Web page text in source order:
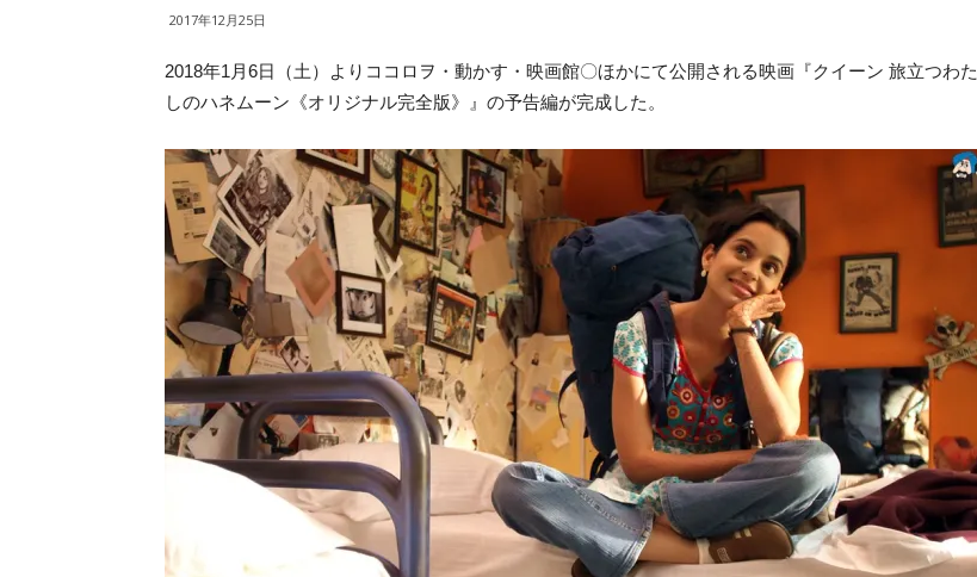
2017年12月25日
2018年1月6日（土）よりココロヲ・動かす・映画館〇ほかにて公開される映画『クイーン 旅立つわた
しのハネムーン《オリジナル完全版》』の予告編が完成した。